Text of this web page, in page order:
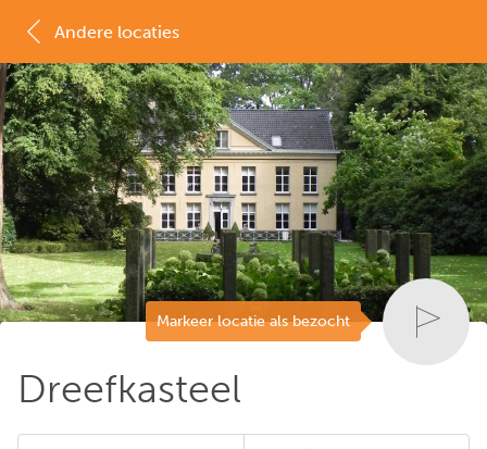
Markeer locatie als bezocht
Dreefkasteel
Andere locaties
MAP LIJST